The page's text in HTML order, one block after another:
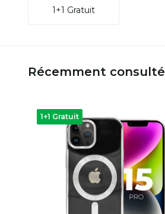
1+1 Gratuit
Récemment consulté
1+1 Gratuit